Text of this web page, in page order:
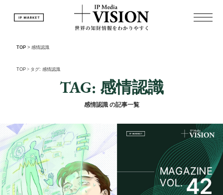
TOP > 感情認識
TOP > タグ: 感情認識
TAG: 感情認識
感情認識 の記事一覧